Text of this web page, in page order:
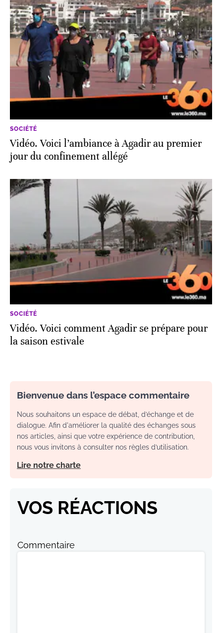
SOCIÉTÉ
Vidéo. Voici l’ambiance à Agadir au premier
jour du confinement allégé
SOCIÉTÉ
Vidéo. Voici comment Agadir se prépare pour
la saison estivale
Bienvenue dans l’espace commentaire
Nous souhaitons un espace de débat, d’échange et de
dialogue. Afin d'améliorer la qualité des échanges sous
nos articles, ainsi que votre expérience de contribution,
nous vous invitons à consulter nos règles d’utilisation.
Lire notre charte
VOS RÉACTIONS
Commentaire